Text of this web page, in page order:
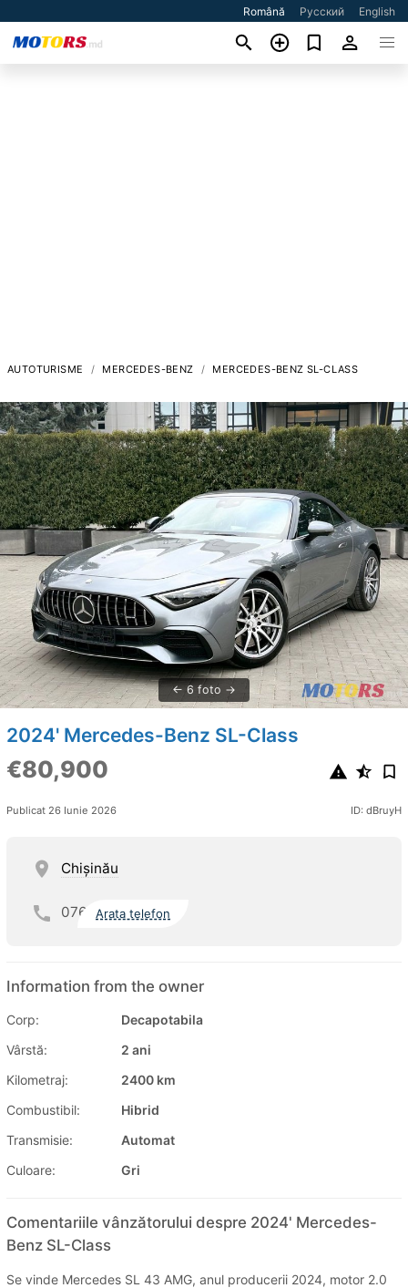
Română Русский English
AUTOTURISME MERCEDES-BENZ MERCEDES-BENZ SL-CLASS
6 foto
2024' Mercedes-Benz SL-Class
€80,900
Publicat 26 Iunie 2026 ID: dBruyH
Chişinău
076 Arata telefon
Information from the owner
Corp:
Decapotabila
Vârstă:
2 ani
Kilometraj:
2400 km
Combustibil:
Hibrid
Transmisie:
Automat
Culoare:
Gri
Comentariile vânzătorului despre 2024' Mercedes-
Benz SL-Class
Se vinde Mercedes SL 43 AMG, anul producerii 2024, motor 2.0